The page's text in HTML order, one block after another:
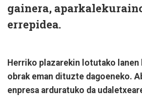
gainera,
errepidea.
Herriko plazarekin lotutako
obrak eman dituzte dagoeneko.
enpresa arduratuko da